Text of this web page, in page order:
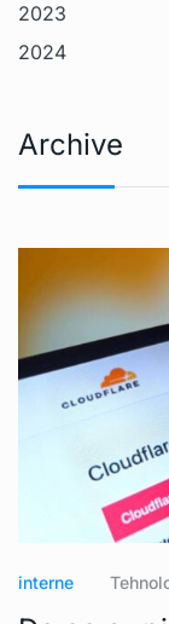
2023
2024
Archive
interne